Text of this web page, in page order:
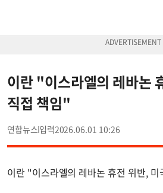
이란 "이스라엘의 레바논
직접 책임"
연합뉴스 2026.06.01 10:26
이란 "이스라엘의 레바논 휴전 위반,